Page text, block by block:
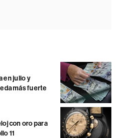
en julio y
más fuerte
con oro para
11